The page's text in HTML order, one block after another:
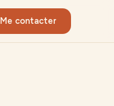
Me contacter